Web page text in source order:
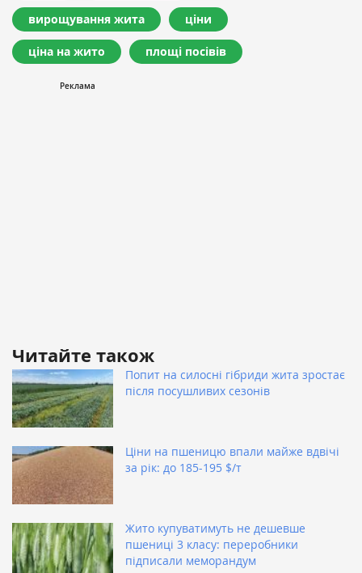
вирощування жита ціни
ціна на жито площі посівів
Читайте також
Попит на силосні гібриди жита зростає
після посушливих сезонів
Ціни на пшеницю впали майже вдвічі
за рік: до 185-195 $/т
Жито купуватимуть не дешевше
пшениці 3 класу: переробники
підписали меморандум